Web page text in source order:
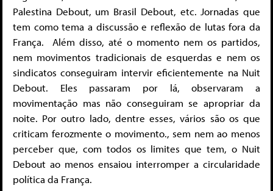
Palestina Debout, um Brasil Debout, etc. Jornadas que
tem como tema a discussão e reflexão de lutas fora da
França. Além disso, até o momento nem os partidos,
nem movimentos tradicionais de esquerdas e nem os
sindicatos conseguiram intervir eficientemente na Nuit
Debout. Eles passaram por lá, observaram a
movimentação mas não conseguiram se apropriar da
noite. Por outro lado, dentre esses, vários são os que
criticam ferozmente o movimento., sem nem ao menos
perceber que, com todos os limites que tem, o Nuit
Debout ao menos ensaiou interromper a circularidade
política da França.